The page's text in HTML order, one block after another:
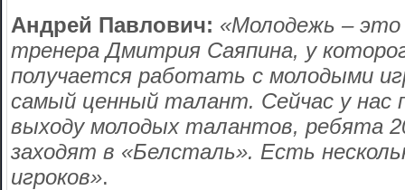
Андрей Павлович: «Молодежь – это
тренера Дмитрия Саяпина, у
получается работать с молодыми
самый ценный талант. Сейчас у нас
выходу молодых талантов, ребята
заходят в «Белсталь». Есть
игроков».